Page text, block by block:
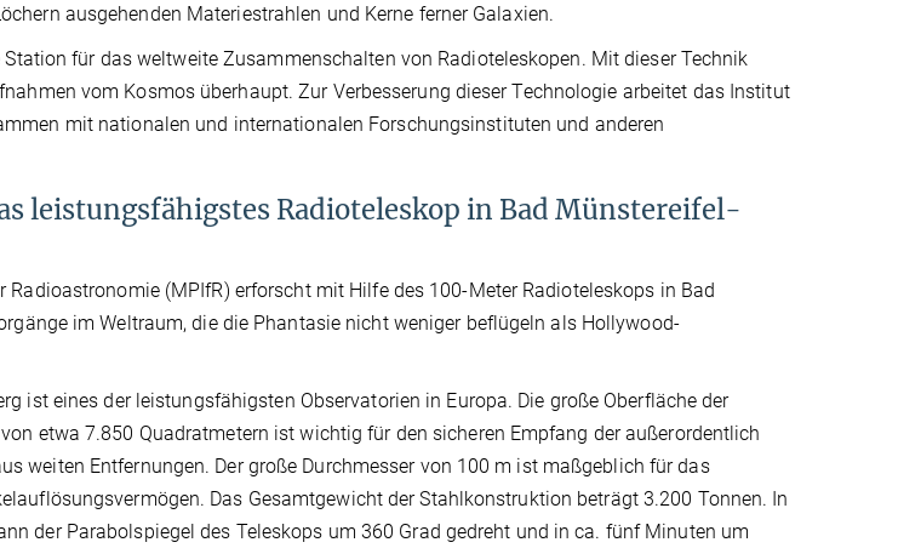
ausgehenden Materiestrahlen und Kerne ferner Galaxien.
für das weltweite Zusammenschalten von Radioteleskopen. Mit dieser Technik
vom Kosmos überhaupt. Zur Verbesserung dieser Technologie arbeitet das Institut
mit nationalen und internationalen Forschungsinstituten und anderen
leistungsfähigstes Radioteleskop in Bad Münstereifel-
Radioastronomie (MPIfR) erforscht mit Hilfe des 100-Meter Radioteleskops in Bad
im Weltraum, die die Phantasie nicht weniger beflügeln als Hollywood-
ist eines der leistungsfähigsten Observatorien in Europa. Die große Oberfläche der
etwa 7.850 Quadratmetern ist wichtig für den sicheren Empfang der außerordentlich
weiten Entfernungen. Der große Durchmesser von 100 m ist maßgeblich für das
Das Gesamtgewicht der Stahlkonstruktion beträgt 3.200 Tonnen. In
der Parabolspiegel des Teleskops um 360 Grad gedreht und in ca. fünf Minuten um